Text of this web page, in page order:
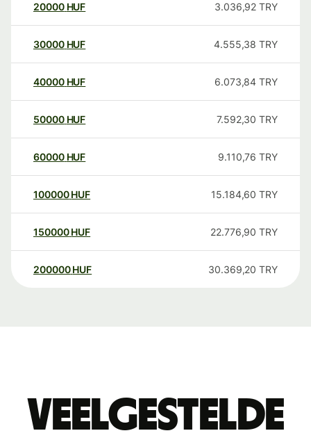
20000 HUF 3.036,92 TRY
30000 HUF 4.555,38 TRY
40000 HUF 6.073,84 TRY
50000 HUF 7.592,30 TRY
60000 HUF 9.110,76 TRY
100000 HUF 15.184,60 TRY
150000 HUF 22.776,90 TRY
200000 HUF 30.369,20 TRY
Veelgestelde